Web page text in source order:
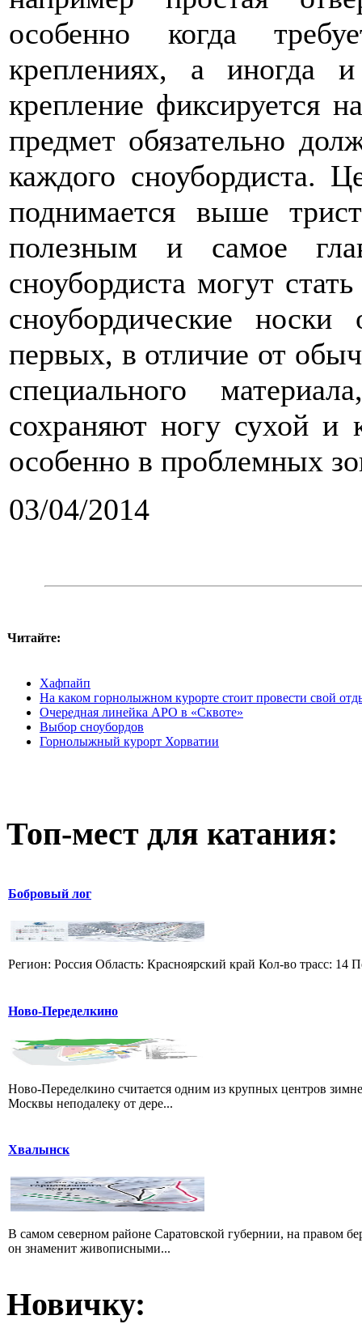
особенно когда
креплениях, а иногда
крепление фиксируется
предмет обязательно
каждого сноубордиста.
поднимается выше
полезным и самое
сноубордиста могут
сноубордические
первых, в отличие от
специального
сохраняют ногу сухой и
особенно в проблемных
03/04/2014
Читайте:
Хафпайп
На каком горнолыжном курорте стоит провести свой
Очередная линейка APO в «Сквоте»
Выбор сноубордов
Горнолыжный курорт Хорватии
Топ-мест для катания:
Бобровый лог
Регион: Россия Область: Красноярский край Кол-во трасс:
Ново-Переделкино
Ново-Переделкино считается одним из крупных центров
Москвы неподалеку от дере...
Хвалынск
В самом северном районе Саратовской губернии, на правом
он знаменит живописными...
Новичку: